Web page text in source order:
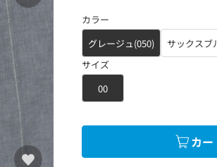
カラー
グレージュ(050)
サックスブ
サイズ
00
カ